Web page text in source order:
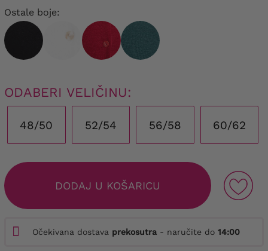
Ostale boje:
ODABERI VELIČINU:
48/50 52/54 56/58 60/62
DODAJ U KOŠARICU
Očekivana dostava prekosutra - naručite do 14:00